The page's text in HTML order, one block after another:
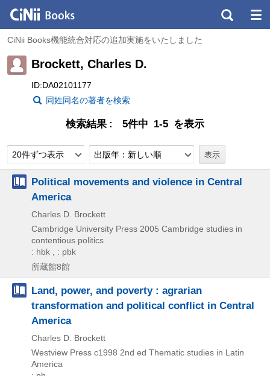
CiNii Books機能統合対応の追加実施をいたしました
Brockett, Charles D.
ID:DA02101177
同姓同名の著者を検索
検索結果 5件中 1-5 を表示
20件ずつ表示 出版年：新しい順
Political movements and violence in Central
America
Charles D. Brockett
Cambridge University Press 2005 Cambridge studies in
contentious politics
: hbk , : pbk
所蔵館8館
Land, power, and poverty : agrarian
transformation and political conflict in Central
America
Charles D. Brockett
Westview Press c1998 2nd ed Thematic studies in Latin
America